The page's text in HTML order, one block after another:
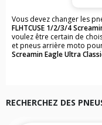
Vous devez changer les
FLHTCUSE 1/2/3/4
voulez être certain de
et pneus arrière moto
Screamin Eagle Ultra
de trouver rapidement
Il n'est pas toujours
pneumatiques. Grâce à la
RECHERCHEZ DES